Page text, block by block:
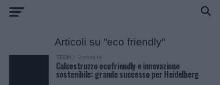
Articoli su "eco friendly"
TECH 2 mesi fa
Calcestruzzo ecofriendly e innovazione
sostenibile: grande successo per Heidelberg